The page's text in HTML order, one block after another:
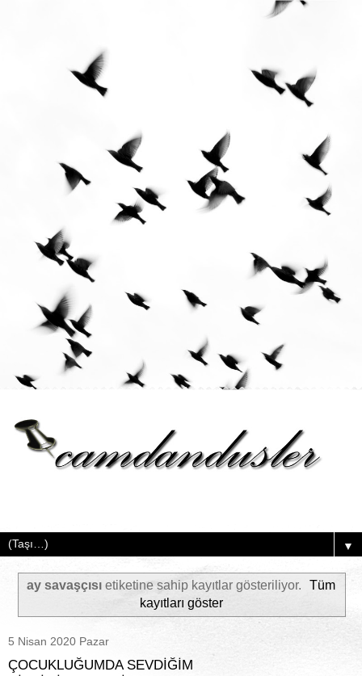
▼
ay savaşçısıetiketine sahip kayıtlar gösteriliyor.
Tüm
kayıtları göster
5 Nisan 2020 Pazar
ÇOCUKLUĞUMDA SEVDİĞİM